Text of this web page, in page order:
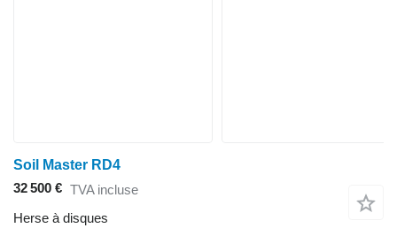
Soil Master RD4
32 500 € TVA incluse
Herse à disques